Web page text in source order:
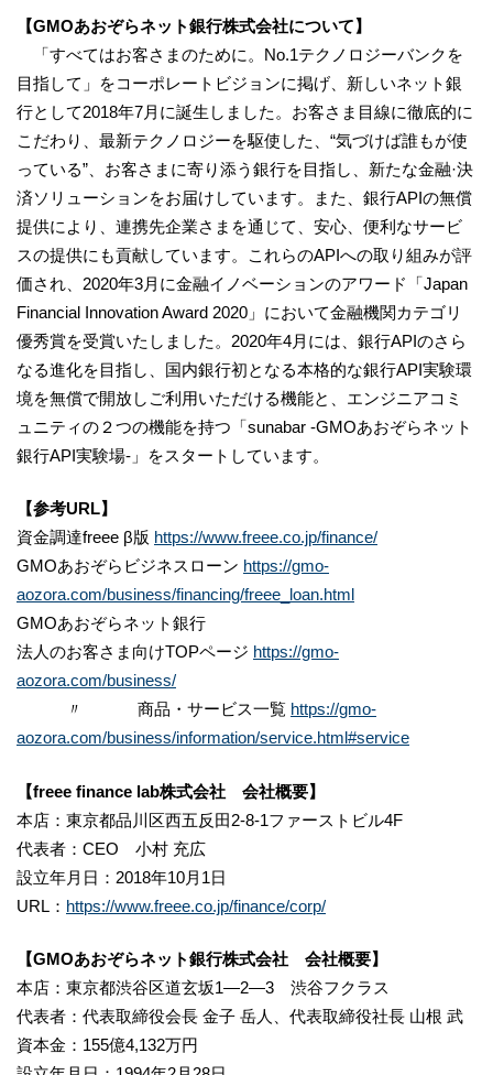
【GMOあおぞらネット銀行株式会社について】
「すべてはお客さまのために。No.1テクノロジーバンクを
目指して」をコーポレートビジョンに掲げ、新しいネット銀
行として2018年7月に誕生しました。お客さま目線に徹底的に
こだわり、最新テクノロジーを駆使した、“気づけば誰もが使
っている”、お客さまに寄り添う銀行を目指し、新たな金融·決
済ソリューションをお届けしています。また、銀行APIの無償
提供により、連携先企業さまを通じて、安心、便利なサービ
スの提供にも貢献しています。これらのAPIへの取り組みが評
価され、2020年3月に金融イノベーションのアワード「Japan
Financial Innovation Award 2020」において金融機関カテゴリ
優秀賞を受賞いたしました。2020年4月には、銀行APIのさら
なる進化を目指し、国内銀行初となる本格的な銀行API実験環
境を無償で開放しご利用いただける機能と、エンジニアコミ
ュニティの２つの機能を持つ「sunabar -GMOあおぞらネット
銀行API実験場-」をスタートしています。
【参考URL】
資金調達freee β版 https://www.freee.co.jp/finance/
GMOあおぞらビジネスローン https://gmo-
aozora.com/business/financing/freee_loan.html
GMOあおぞらネット銀行
法人のお客さま向けTOPページ https://gmo-
aozora.com/business/
〃 商品・サービス一覧 https://gmo-
aozora.com/business/information/service.html#service
【freee finance lab株式会社 会社概要】
本店：東京都品川区西五反田2-8-1ファーストビル4F
代表者：CEO 小村 充広
設立年月日：2018年10月1日
URL： https://www.freee.co.jp/finance/corp/
【GMOあおぞらネット銀行株式会社 会社概要】
本店：東京都渋谷区道玄坂1―2―3 渋谷フクラス
代表者：代表取締役会長 金子 岳人、代表取締役社長 山根 武
資本金：155億4,132万円